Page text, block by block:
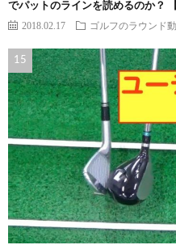
でパットのラインを読めるのか？
2018.02.17 ゴルフのラウンド